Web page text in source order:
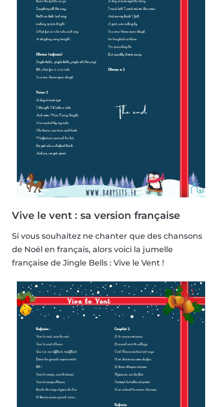
Vive le vent : sa version française
Si vous souhaitez ne chanter que des chansons
de Noël en français, alors voici la jumelle
française de Jingle Bells : Vive le Vent !